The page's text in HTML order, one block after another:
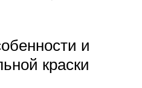
и
краски